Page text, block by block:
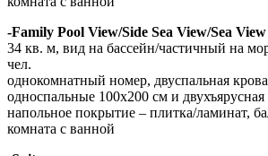
-Family Pool View/Side Sea View/Sea View
34 кв. м, вид на бассейн/частичный на
чел.
однокомнатный номер, двуспальная
односпальные 100х200 см и
напольное покрытие – плитка/ламинат,
комната с ванной